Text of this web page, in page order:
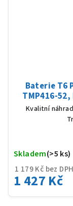
Baterie T6
TMP416-
Kvalitní
1 179 Kč bez DPH
1 427 Kč
Skladem(>5 ks)